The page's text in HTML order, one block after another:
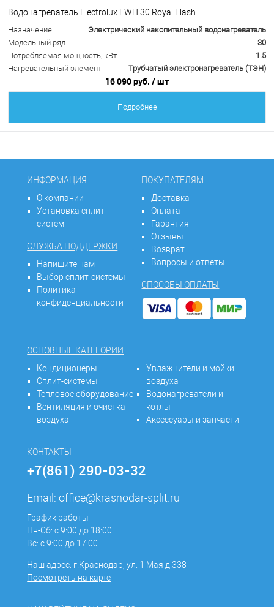
Водонагреватель Electrolux EWH 30 Royal Flash
Назначение
Электрический накопительный водонагреватель
Модельный ряд
30
Потребляемая мощность, кВт
1.5
Нагревательный элемент
Трубчатый электронагреватель (ТЭН)
16 090 руб. / шт
Подробнее
ИНФОРМАЦИЯ
О компании
Установка сплит-
систем
СЛУЖБА ПОДДЕРЖКИ
Напишите нам
Выбор сплит-системы
Политика
конфиденциальности
ПОКУПАТЕЛЯМ
Доставка
Оплата
Гарантия
Отзывы
Возврат
Вопросы и ответы
СПОСОБЫ ОПЛАТЫ
ОСНОВНЫЕ КАТЕГОРИИ
Кондиционеры
Сплит-системы
Тепловое оборудование
Вентиляция и очистка
воздуха
Увлажнители и мойки
воздуха
Водонагреватели и
котлы
Аксессуары и запчасти
КОНТАКТЫ
+7(861) 290-03-32
Email:office@krasnodar-split.ru
График работы
Пн-Сб: с 9:00 до 18:00
Вс: с 9:00 до 17:00
Наш адрес: г.Краснодар, ул. 1 Мая д.338
Посмотреть на карте